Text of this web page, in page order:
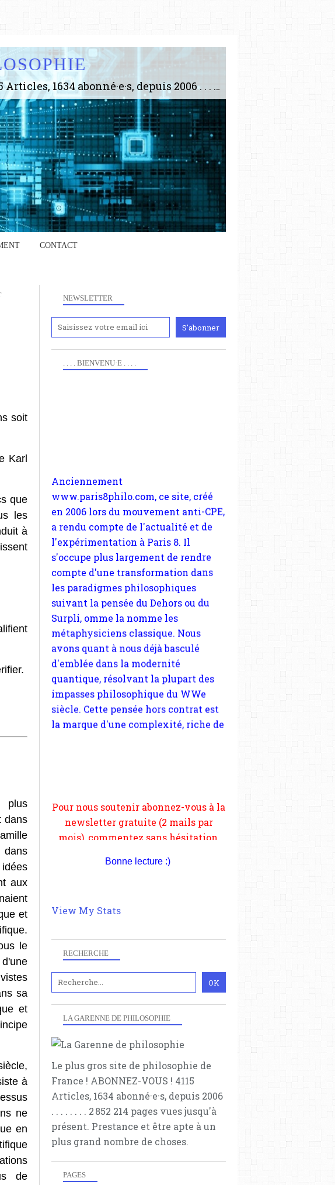
Le plus gros site de philosophie de France ! ABONNEZ-VOUS ! 4115 Articles, 1634 abonné·e·s, depuis 2006 . . . . . . . . 2 852 214 pages vues jusqu'à présent. Prestance et être apte à un plus grand nombre de choses.
CONTACT
soit
Karl
que
les
à
plus
dans
aux
et
le
sa
et
à
ne
en
de
NEWSLETTER
RECHERCHE
LA GARENNE DE PHILOSOPHIE
Le plus gros site de philosophie de
France ! ABONNEZ-VOUS ! 4115
Articles, 1634 abonné·e·s, depuis 2006
. . . . . . . . 2 852 214 pages vues jusqu'à
présent. Prestance et être apte à un
plus grand nombre de choses.
PAGES
. . . . BIENVENU·E . . . .
s'occupe plus largement de rendre
compte d'une transformation dans
suivant la pensée du Dehors ou du
Surpli, omme la nomme les
métaphysiciens classique. Nous
avons quant à nous déjà basculé
d'emblée dans la modernité
quantique, résolvant la plupart des
impasses philosophique du WWe
siècle. Cette pensée hors contrat est
la marque d'une complexité, riche de
multiples facteurs et échelles. Ce
site contient des articles pour être
apte à un plus grand nombre de
choses.
et si vous le pouvez faîtes des liens
depuis votre site.
Bonne lecture :)
View My Stats